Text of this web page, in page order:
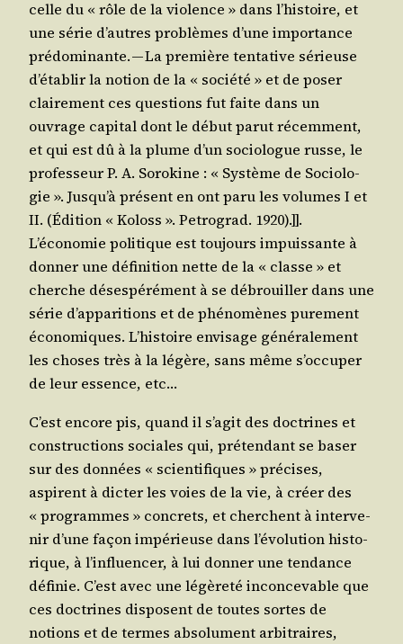
celle du « rôle de la vio­lence » dans l’histoire, et
une série d’autres pro­blèmes d’une impor­tance
pré­do­mi­nante. — La pre­mière ten­ta­tive sérieuse
d’établir la notion de la « socié­té » et de poser
clai­re­ment ces ques­tions fut faite dans un
ouvrage capi­tal dont le début parut récem­ment,
et qui est dû à la plume d’un socio­logue russe, le
pro­fes­seur P. A. Soro­kine : « Sys­tème de Socio­lo­
gie ». Jusqu’à pré­sent en ont paru les volumes I et
II. (Édi­tion « Koloss ». Petro­grad. 1920).]].
L’économie poli­tique est tou­jours impuis­sante à
don­ner une défi­ni­tion nette de la « classe » et
cherche déses­pé­ré­ment à se débrouiller dans une
série d’apparitions et de phé­no­mènes pure­ment
éco­no­miques. L’histoire envi­sage géné­ra­le­ment
les choses très à la légère, sans même s’occuper
de leur essence, etc…
C’est encore pis, quand il s’agit des doc­trines et
construc­tions sociales qui, pré­ten­dant se baser
sur des don­nées « scien­ti­fiques » pré­cises,
aspirent à dic­ter les voies de la vie, à créer des
« pro­grammes » concrets, et cherchent à inter­ve­
nir d’une façon impé­rieuse dans l’évolution his­to­
rique, à l’influencer, à lui don­ner une ten­dance
défi­nie. C’est avec une légè­re­té incon­ce­vable que
ces doc­trines dis­posent de toutes sortes de
notions et de termes abso­lu­ment arbi­traires,